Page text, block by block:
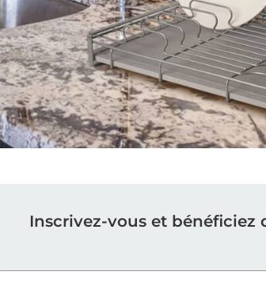
Inscrivez-vous et bénéficiez